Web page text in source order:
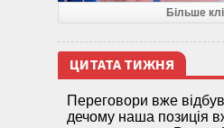
Більше
ЦИТАТА ТИЖНЯ
Переговори вже
дечому наша позиція